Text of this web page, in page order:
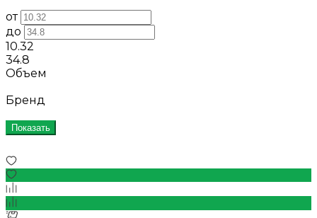
от
до
10.32
34.8
Объем
Бренд
Показать